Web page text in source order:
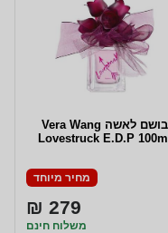
בושם לאשה Vera Wang
Lovestruck E.D.P 100ml
מחיר מיוחד
279 ₪
משלוח חינם